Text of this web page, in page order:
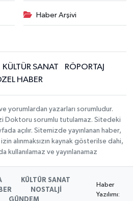
Haber Arşivi
KÜLTÜR SANAT
RÖPORTAJ
HABER
yorumlardan yazarları sorumludur.
Doktoru sorumlu tutulamaz. Sitedeki
açılır. Sitemizde yayınlanan haber,
alınmaksızın kaynak gösterilse dahi,
kullanılamaz ve yayınlanamaz
KÜLTÜR SANAT
NOSTALJİ
Haber
Yazılımı: